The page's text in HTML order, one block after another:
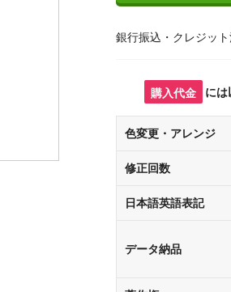
銀行振込・クレジッ
購入代金 に
色変更・アレンジ
修正回数
日本語英語表記
データ納品